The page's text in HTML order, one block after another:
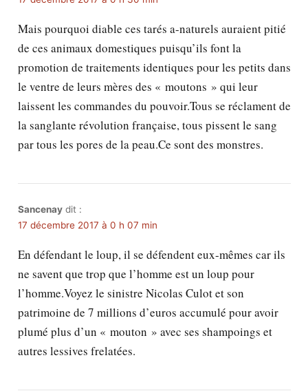
Mais pourquoi diable ces tarés a-naturels auraient pitié
de ces animaux domestiques puisqu’ils font la
promotion de traitements identiques pour les petits dans
le ventre de leurs mères des « moutons » qui leur
laissent les commandes du pouvoir.Tous se réclament de
la sanglante révolution française, tous pissent le sang
par tous les pores de la peau.Ce sont des monstres.
Sancenay dit :
17 décembre 2017 à 0 h 07 min
En défendant le loup, il se défendent eux-mêmes car ils
ne savent que trop que l’homme est un loup pour
l’homme.Voyez le sinistre Nicolas Culot et son
patrimoine de 7 millions d’euros accumulé pour avoir
plumé plus d’un « mouton » avec ses shampoings et
autres lessives frelatées.